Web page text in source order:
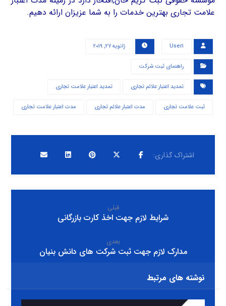
علامت تجاری بهترین خدمات را به شما عزیزان ارائه دهیم.
User۱ ژانویه ۲۷, ۲۰۱۹
راهنمای ثبت شرکت
تمدید اعتبار علائم تجاری تمدید اعتبار علامت تجاری
ثبت علامت تجاری مدت اعتبار علائم تجاری مدت اعتبار علامت تجاری
قبلی
شرایط لازم جهت اخذ کارت بازرگانی
بعدی
مدارک لازم جهت ثبت شرکت های دانش بنیان
نوشته های مرتبط